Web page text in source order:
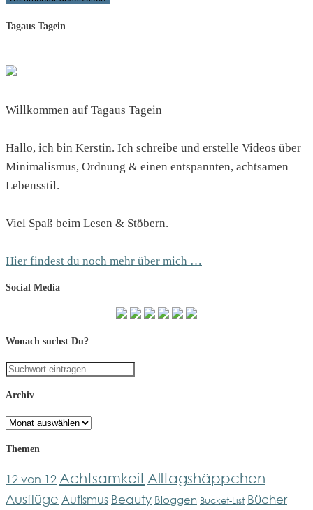
Tagaus Tagein
Willkommen auf Tagaus Tagein
Hallo, ich bin Kerstin. Ich schreibe und erstelle Videos über
Minimalismus, Ordnung & einen entspannten, achtsamen
Lebensstil.
Viel Spaß beim Lesen & Stöbern.
Hier findest du noch mehr über mich …
Social Media
Wonach suchst Du?
Archiv
Archiv
Themen
12 von 12 Achtsamkeit Alltagshäppchen
Ausflüge Autismus Beauty Bloggen Bucket-List Bücher